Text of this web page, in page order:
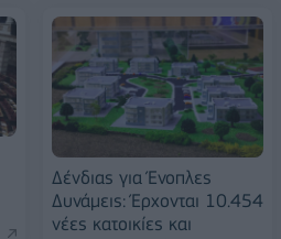
Δένδιας για Ένοπλες
Δυνάμεις: Έρχονται 10.454
νέες κατοικίες και